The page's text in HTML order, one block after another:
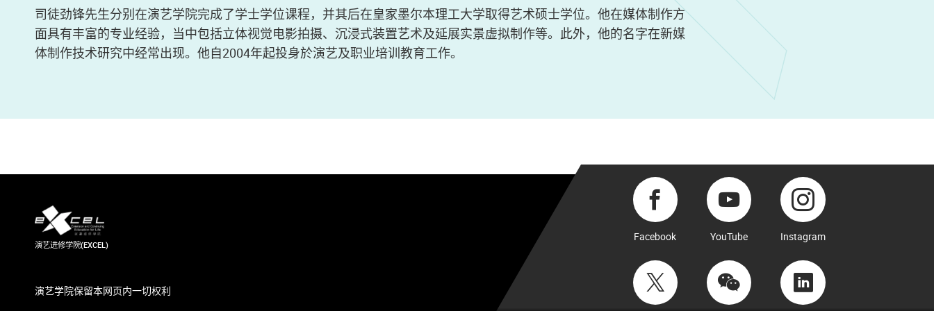
司徒劲锋先生分别在演艺学院完成了学士学位课程，并其后在皇家墨尔本理工大学取得艺术硕士学位。他在媒体制作方
面具有丰富的专业经验，当中包括立体视觉电影拍摄、沉浸式装置艺术及延展实景虚拟制作等。此外，他的名字在新媒
体制作技术研究中经常出现。他自2004年起投身於演艺及职业培训教育工作。
演艺进修学院(EXCEL)
演艺学院保留本网页内一切权利
Facebook YouTube Instagram